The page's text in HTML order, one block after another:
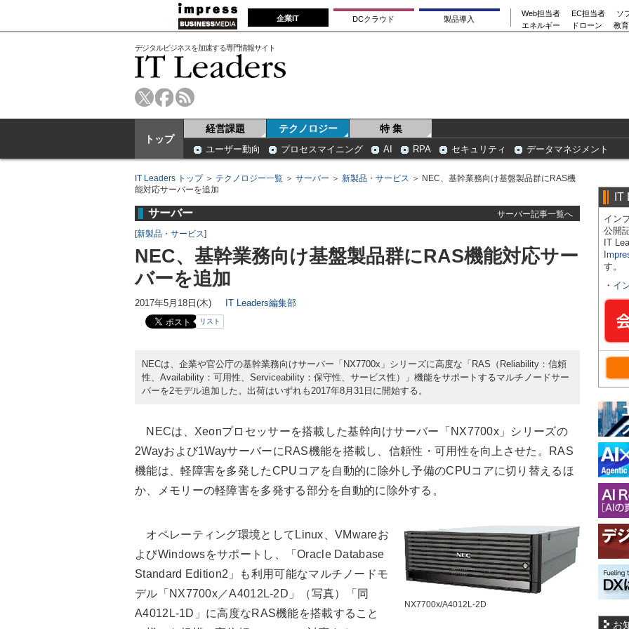
企業IT DCクラウド 製品導入
Web担当者 EC担当者
ソ
エネルギー
ドローン 教
デジタルビジネスを加速する専門情報サイト
トップ
経営課題 テクノロジー 特 集
ユーザー動向 プロセスマイニング AI RPA セキュリティ データマネジメント
IT Leaders トップ＞ テクノロジー一覧 ＞ サーバー ＞ 新製品・サービス ＞ NEC、基幹業務向け基盤製品群にRAS機
能対応サーバーを追加
サーバー
サーバー記事一覧へ
[新製品・サービス]
NEC、基幹業務向け基盤製品群にRAS機能対応サー
バーを追加
2017年5月18日(木) IT Leaders編集部
リスト
NECは、企業や官公庁の基幹業務向けサーバー「NX7700x」シリーズに高度な「RAS（Reliability：信頼
性、Availability：可用性、Serviceability：保守性、サービス性）」機能をサポートするマルチノードサー
バーを2モデル追加した。出荷はいずれも2017年8月31日に開始する。
NECは、Xeonプロセッサーを搭載した基幹向けサーバー「NX7700x」シリーズの
2Wayおよび1WayサーバーにRAS機能を搭載し、信頼性・可用性を向上させた。RAS
機能は、軽障害を多発したCPUコアを自動的に除外し予備のCPUコアに切り替えるほ
か、メモリーの軽障害を多発する部分を自動的に除外する。
NX7700x/A4012L-2D
オペレーティング環境としてLinux、VMwareお
よびWindowsをサポートし、「Oracle Database
Standard Edition2」も利用可能なマルチノードモ
デル「NX7700x／A4012L-2D」（写真）「同
A4012L-1D」に高度なRAS機能を搭載すること
IT
イン
公開
IT
す。
・ イ
お